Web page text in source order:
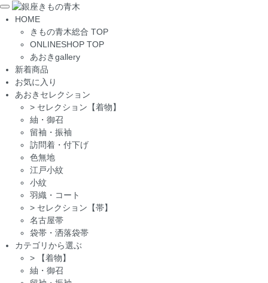
Toggle
navigation
HOME
きもの青木総合 TOP
ONLINESHOP TOP
あおきgallery
新着商品
お気に入り
あおきセレクション
> セレクション【着物】
紬・御召
留袖・振袖
訪問着・付下げ
色無地
江戸小紋
小紋
羽織・コート
> セレクション【帯】
名古屋帯
袋帯・洒落袋帯
カテゴリから選ぶ
>
【着物】
紬・御召